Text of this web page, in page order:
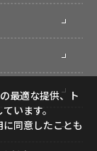
最適な提供、ト
います。
同意したことも